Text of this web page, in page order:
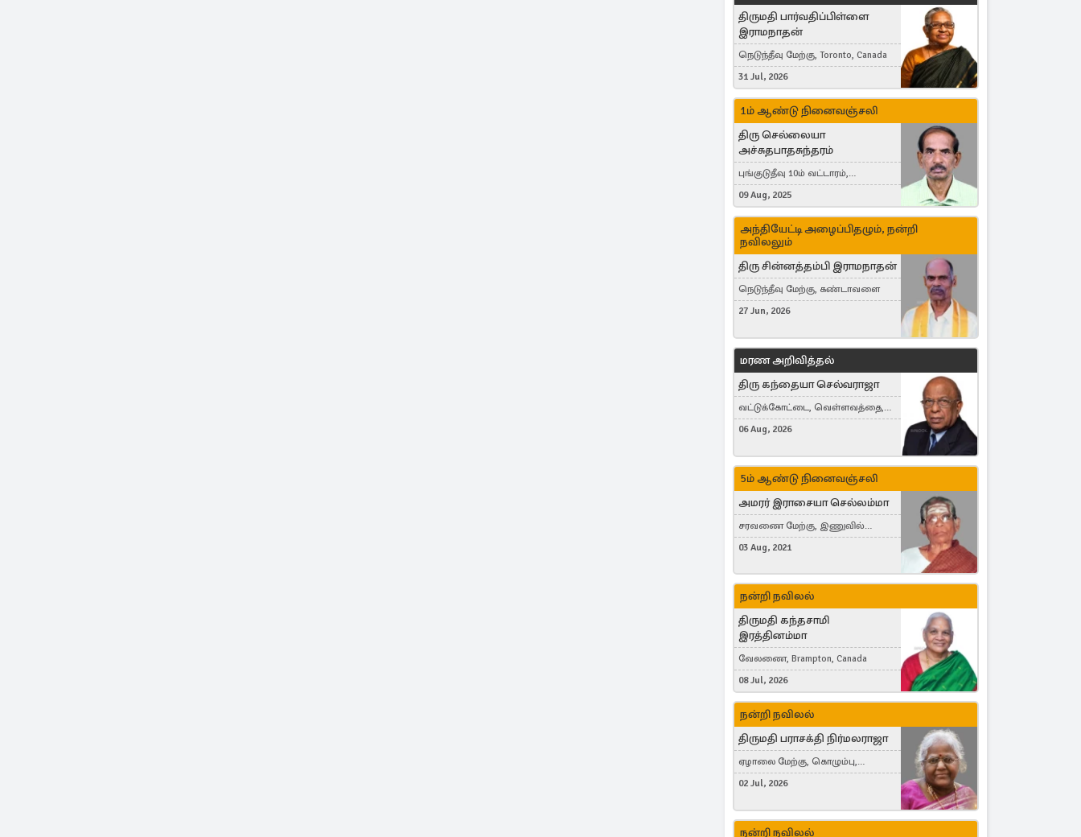
திருமதி பார்வதிப்பிள்ளை
இராமநாதன்
நெடுந்தீவு மேற்கு, Toronto, Canada
31 Jul, 2026
1ம் ஆண்டு நினைவஞ்சலி
திரு செல்லையா
அச்சுதபாதசுந்தரம்
புங்குடுதீவு 10ம் வட்டாரம்,
கொள்ளுப்பிட்டி
09 Aug, 2025
அந்தியேட்டி அழைப்பிதழும், நன்றி
நவிலலும்
திரு சின்னத்தம்பி இராமநாதன்
நெடுந்தீவு மேற்கு, கண்டாவளை
27 Jun, 2026
மரண அறிவித்தல்
திரு கந்தையா செல்வராஜா
வட்டுக்கோட்டை, வெள்ளவத்தை,
Toronto, Canada
06 Aug, 2026
5ம் ஆண்டு நினைவஞ்சலி
அமரர் இராசையா செல்லம்மா
சரவணை மேற்கு, இணுவில்
கிழக்கு
03 Aug, 2021
நன்றி நவிலல்
திருமதி கந்தசாமி
இரத்தினம்மா
வேலணை, Brampton, Canada
08 Jul, 2026
நன்றி நவிலல்
திருமதி பராசக்தி நிர்மலராஜா
ஏழாலை மேற்கு, கொழும்பு,
தங்காலை, London, United Kingdom
02 Jul, 2026
நன்றி நவிலல்